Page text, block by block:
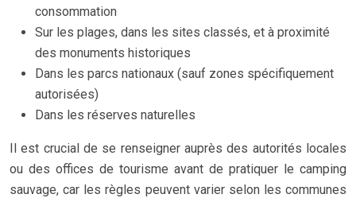
consommation
Sur les plages, dans les sites classés, et à proximité
des monuments historiques
Dans les parcs nationaux (sauf zones spécifiquement
autorisées)
Dans les réserves naturelles
Il est crucial de se renseigner auprès des autorités locales
ou des offices de tourisme avant de pratiquer le camping
sauvage, car les règles peuvent varier selon les communes